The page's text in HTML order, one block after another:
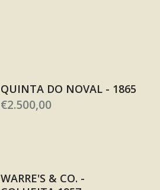
QUINTA DO NOVAL - 1865
€2.500,00
WARRE'S & CO. -